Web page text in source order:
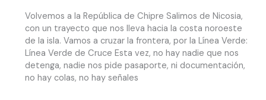
Volvemos a la República de Chipre Salimos de Nicosia,
con un trayecto que nos lleva hacia la costa noroeste
de la isla. Vamos a cruzar la frontera, por la Línea Verde:
Línea Verde de Cruce Esta vez, no hay nadie que nos
detenga, nadie nos pide pasaporte, ni documentación,
no hay colas, no hay señales